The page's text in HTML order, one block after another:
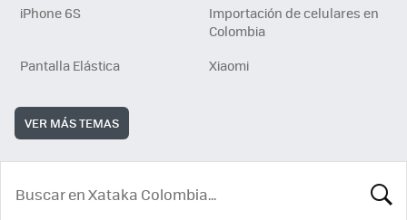
iPhone 6S
Importación de celulares en
Colombia
Pantalla Elástica
Xiaomi
VER MÁS TEMAS